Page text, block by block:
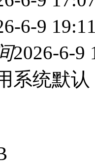
6-9
2026-6-9
系统默认